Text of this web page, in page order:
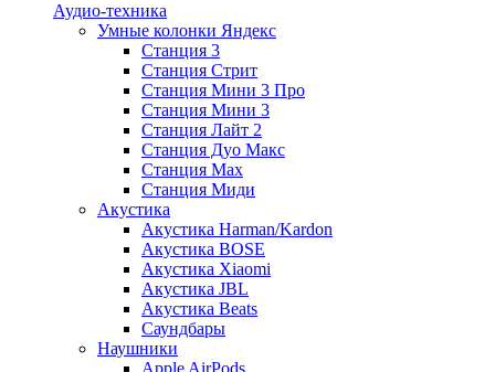
Аудио-техника
Умные колонки Яндекс
Станция 3
Станция Стрит
Станция Мини 3 Про
Станция Мини 3
Станция Лайт 2
Станция Дуо Макс
Станция Max
Станция Миди
Акустика
Акустика Harman/Kardon
Акустика BOSE
Акустика Xiaomi
Акустика JBL
Акустика Beats
Саундбары
Наушники
Apple AirPods